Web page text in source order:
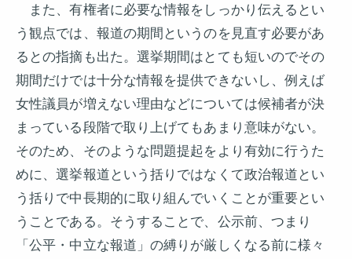
また、有権者に必要な情報をしっかり伝えるとい
う観点では、報道の期間というのを見直す必要があ
るとの指摘も出た。選挙期間はとても短いのでその
期間だけでは十分な情報を提供できないし、例えば
女性議員が増えない理由などについては候補者が決
まっている段階で取り上げてもあまり意味がない。
そのため、そのような問題提起をより有効に行うた
めに、選挙報道という括りではなくて政治報道とい
う括りで中長期的に取り組んでいくことが重要とい
うことである。そうすることで、公示前、つまり
「公平・中立な報道」の縛りが厳しくなる前に様々